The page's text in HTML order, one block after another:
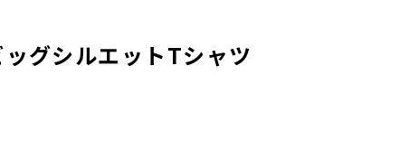
グシルエットTシャツ